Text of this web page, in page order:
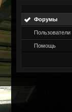
Форумы
Пользователи
Помощь